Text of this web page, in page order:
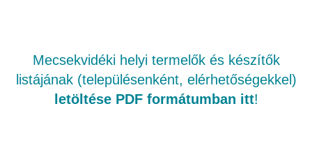
Mecsekvidéki helyi termelők és készítők
listájának (településenként, elérhetőségekkel)
letöltése PDF formátumban itt!